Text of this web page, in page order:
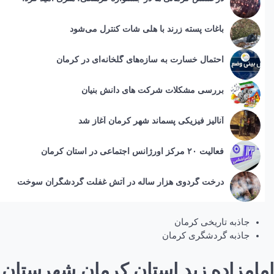
باغات پسته زرند با هلی شات کنترل می‌شود
احتمال خسارت به ساز‌ه‌های گلخانه‌ای در کرمان
بررسی مشکلات شرکت های دانش بنیان
آنالیز فیزیکی پسماند شهر کرمان آغاز شد
فعالیت ۲۰ مرکز اورژانس اجتماعی در استان کرمان
درخت گردوی هزار ساله در آتش غفلت گردشگران سوخت
جاذبه تاریخی کرمان
جاذبه گردشگری کرمان
امامزاده زید استان کرمان